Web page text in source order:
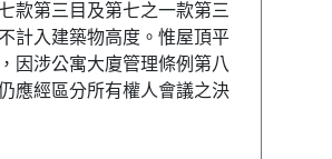
款第三目及第七之一款第三
計入建築物高度。惟屋頂平
因涉公寓大廈管理條例第八
應經區分所有權人會議之決